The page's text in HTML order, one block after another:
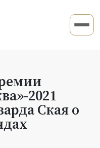
2021
Ская о